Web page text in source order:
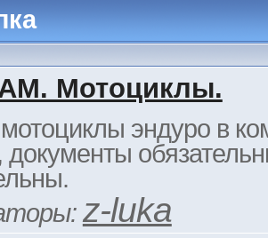
Мотоциклы.
эндуро в
документы
z-luka